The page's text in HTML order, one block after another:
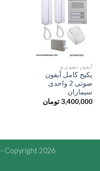
آیفون تصویری
پکیج کامل آیفون
صوتی 2 واحدی
سیماران
3,400,000 تومان
- Copyright 2026 ©